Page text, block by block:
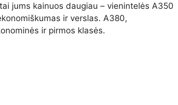
jums kainuos daugiau – vienintelės A350
ir verslas. A380,
ir pirmos klasės.